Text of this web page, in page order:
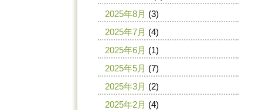
2025年8月 (3)
2025年7月 (4)
2025年6月 (1)
2025年5月 (7)
2025年3月 (2)
2025年2月 (4)